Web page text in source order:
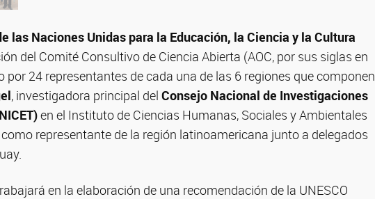
las Naciones Unidas para la Educación, la Ciencia y la Cultura
del Comité Consultivo de Ciencia Abierta (AOC, por sus siglas en
por 24 representantes de cada una de las 6 regiones que componen
, investigadora principal del Consejo Nacional de Investigaciones
en el Instituto de Ciencias Humanas, Sociales y Ambientales
representante de la región latinoamericana junto a delegados
en la elaboración de una recomendación de la UNESCO